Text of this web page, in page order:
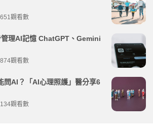
觀看數
理AI記憶 ChatGPT、Gemini
觀看數
問AI？「AI心理照護」醫分享6
觀看數